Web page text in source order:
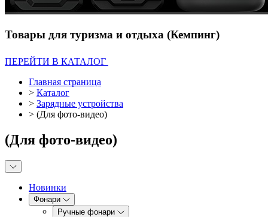
Товары для туризма и отдыха (Кемпинг)
ПЕРЕЙТИ В КАТАЛОГ
Главная страница
> Каталог
> Зарядные устройства
> (Для фото-видео)
(Для фото-видео)
Новинки
Фонари
Ручные фонари